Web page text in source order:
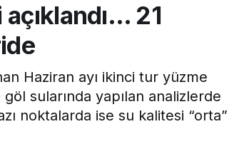
21
Haziran ayı ikinci tur yüzme
sularında yapılan analizlerde
noktalarda ise su kalitesi “orta”